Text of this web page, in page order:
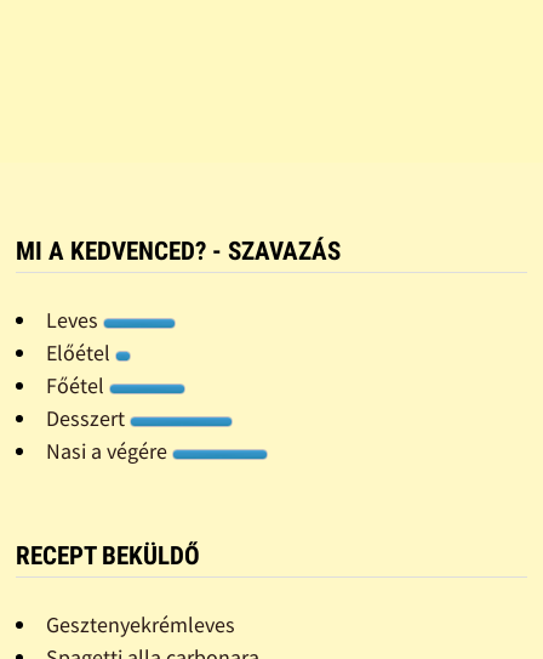
MI A KEDVENCED? - SZAVAZÁS
Leves
Előétel
Főétel
Desszert
Nasi a végére
RECEPT BEKÜLDŐ
Gesztenyekrémleves